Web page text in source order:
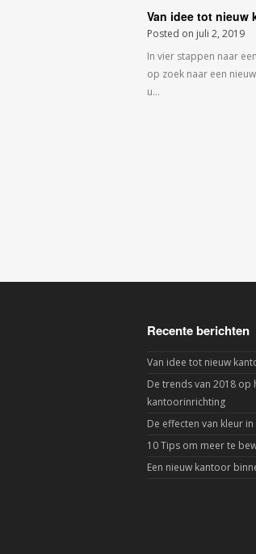
Van idee tot nieuw
Posted on juli 2, 2019
In vier stappen naar
op zoek naar een
u…
Recente berichten
Van idee tot nieuw
De trends van 2018 op
kantoorinrichting
De effecten van kleur
10 Tips om meer te
Een nieuw kantoor